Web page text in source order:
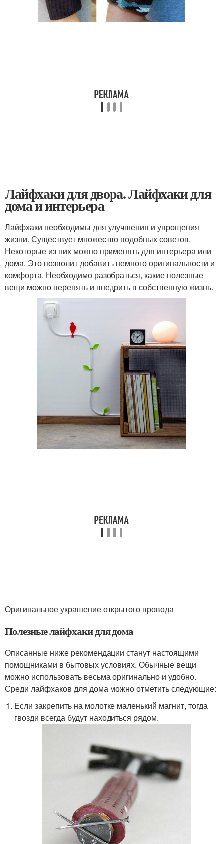
Лайфхаки для двора. Лайфхаки для
дома и интерьера
Лайфхаки необходимы для улучшения и упрощения
жизни. Существует множество подобных советов.
Некоторые из них можно применять для интерьера или
дома. Это позволит добавить немного оригинальности и
комфорта. Необходимо разобраться, какие полезные
вещи можно перенять и внедрить в собственную жизнь.
Оригинальное украшение открытого провода
Полезные лайфхаки для дома
Описанные ниже рекомендации станут настоящими
помощниками в бытовых условиях. Обычные вещи
можно использовать весьма оригинально и удобно.
Среди лайфхаков для дома можно отметить следующие:
Если закрепить на молотке маленький магнит, тогда
гвозди всегда будут находиться рядом.